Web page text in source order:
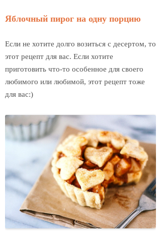
Яблочный пирог на одну порцию
Если не хотите долго возиться с десертом, то
этот рецепт для вас. Если хотите
приготовить что-то особенное для своего
любимого или любимой, этот рецепт тоже
для вас:)